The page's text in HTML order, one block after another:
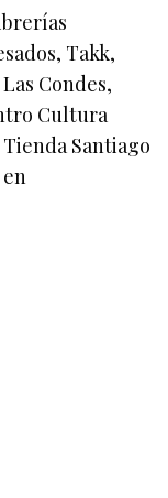
Takk,
Condes,
Cultura
Santiago